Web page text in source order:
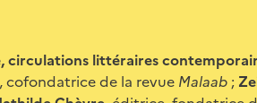
circulations littéraires
cofondatrice de la revue Malaab ;